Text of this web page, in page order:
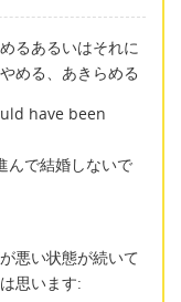
るあるいはそれに
める、あきらめる
have been
んで結婚しないで
悪い状態が続いて
思います: